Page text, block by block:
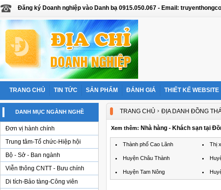
Đăng ký Doanh nghiệp vào Danh bạ 0915.050.067 - Email:
TRANG CHỦ TIN TỨC SẢN PHẨM ĐÁNH GIÁ THIẾT KẾ WEBSITE
DANH MỤC NGÀNH NGHỀ
Đơn vị hành chính
Trung tâm-Tổ chức-Hiệp hội
Bộ - Sở - Ban ngành
Viễn thông CNTT - Bưu chính
Di tích-Bảo tàng-Công viên
TRANG CHỦ › ĐỊA DANH ĐỒNG
Xem thêm: Nhà hàng - Khách sạn tại
Thành phố Cao Lãnh Thị
Huyện Châu Thành
Huyện Tam Nông